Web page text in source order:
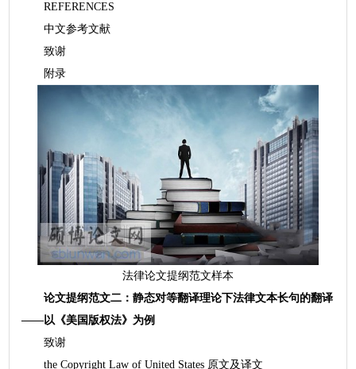
REFERENCES
中文参考文献
致谢
附录
法律论文提纲范文样本
论文提纲范文二：静态对等翻译理论下法律文本长句的翻译
——以《美国版权法》为例
致谢
the Copyright Law of United States 原文及译文